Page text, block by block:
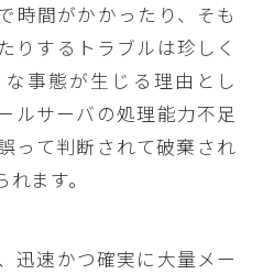
時間がかかったり、そも
りするトラブルは珍しく
事態が生じる理由とし
ルサーバの処理能力不足
って判断されて破棄され
ます。
迅速かつ確実に大量メー